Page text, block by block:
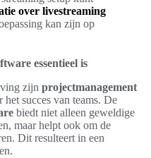
over livestreaming
kan zijn op
essentieel is
zijn projectmanagement
succes van teams. De
biedt niet alleen geweldige
maar helpt ook om de
Dit resulteert in een